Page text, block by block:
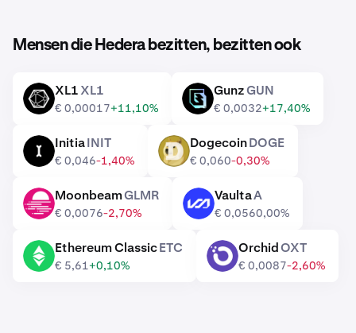
Mensen die Hedera bezitten, bezitten ook
XL1 XL1XL1
€ 0,00017+11,10%
GUN GunzGUN
€ 0,0032+17,40%
InitiaINIT
€ 0,046-1,40%
DOGE DogecoinDOGE
€ 0,060-0,30%
GLMR MoonbeamGLMR
€ 0,0076-2,70%
A VaultaA
€ 0,0560,00%
ETC Ethereum ClassicETC
€ 5,61+0,10%
OXT OrchidOXT
€ 0,0087-2,60%